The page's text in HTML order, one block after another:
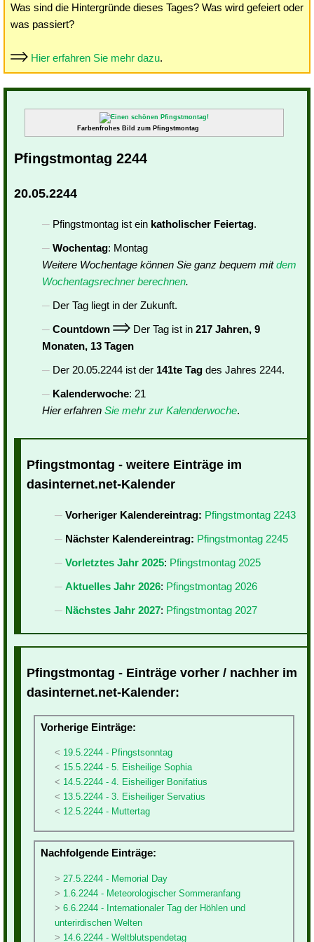
Was sind die Hintergründe dieses Tages? Was wird gefeiert oder
was passiert?
Hier erfahren Sie mehr dazu.
Farbenfrohes Bild zum Pfingstmontag
Pfingstmontag 2244
20.05.2244
Pfingstmontag ist ein katholischer Feiertag.
Wochentag: Montag
Weitere Wochentage können Sie ganz bequem mitdem
Wochentagsrechner berechnen.
Der Tag liegt in der Zukunft.
Countdown
Der Tag ist in 217 Jahren, 9
Monaten, 13 Tagen
Der 20.05.2244 ist der 141te Tag des Jahres 2244.
Kalenderwoche: 21
Hier erfahren Sie mehr zur Kalenderwoche.
Pfingstmontag - weitere Einträge im
dasinternet.net-Kalender
Vorheriger Kalendereintrag: Pfingstmontag 2243
Nächster Kalendereintrag: Pfingstmontag 2245
Vorletztes Jahr 2025: Pfingstmontag 2025
Aktuelles Jahr 2026: Pfingstmontag 2026
Nächstes Jahr 2027: Pfingstmontag 2027
Pfingstmontag - Einträge vorher / nachher im
dasinternet.net-Kalender:
Vorherige Einträge:
19.5.2244 - Pfingstsonntag
15.5.2244 - 5. Eisheilige Sophia
14.5.2244 - 4. Eisheiliger Bonifatius
13.5.2244 - 3. Eisheiliger Servatius
12.5.2244 - Muttertag
Nachfolgende Einträge:
27.5.2244 - Memorial Day
1.6.2244 - Meteorologischer Sommeranfang
6.6.2244 - Internationaler Tag der Höhlen und
unterirdischen Welten
14.6.2244 - Weltblutspendetag